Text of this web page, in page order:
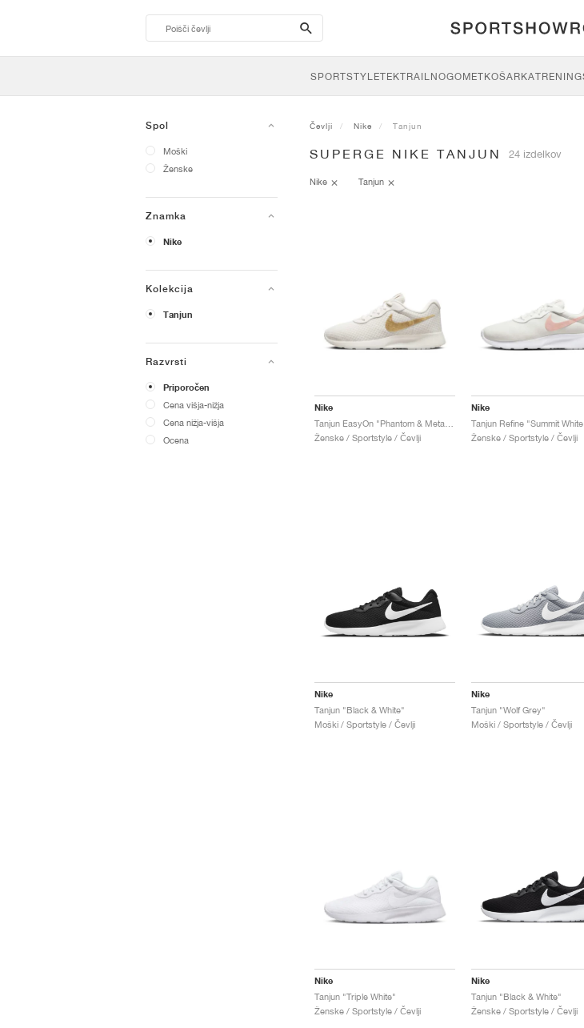
search-
btn
SPORTSTYLETEKTRAILNOGOMETKOŠARKATRENING
Spol
Moški
Ženske
Znamka
Nike
Kolekcija
Tanjun
Razvrsti
Priporočen
Cena višja-nižja
Cena nižja-višja
Ocena
Čevlji Nike Tanjun
SUPERGE NIKE TANJUN 24 izdelkov
Nike Tanjun
Nike
Ženske / Sportstyle / Čevlji
Nike
Ženske / Sportstyle / Čevlji
Nike
Tanjun "Black & White"
Moški / Sportstyle / Čevlji
Nike
Tanjun "Wolf Grey"
Moški / Sportstyle / Čevlji
Nike
Tanjun "Triple White"
Ženske / Sportstyle / Čevlji
Nike
Tanjun "Black & White"
Ženske / Sportstyle / Čevlji